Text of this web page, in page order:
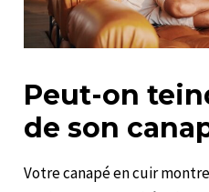
Peut-on
de son
Votre canapé en cuir